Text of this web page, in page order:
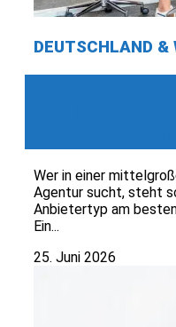
DEUTSCHLAND &
Wer in einer
Agentur sucht, steht
Anbietertyp am
Ein...
25. Juni 2026